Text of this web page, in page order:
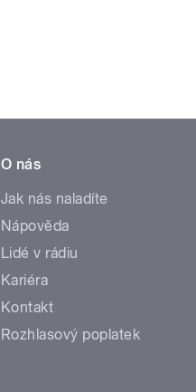
O nás
Jak nás naladíte
Nápověda
Lidé v rádiu
Kariéra
Kontakt
Rozhlasový poplatek